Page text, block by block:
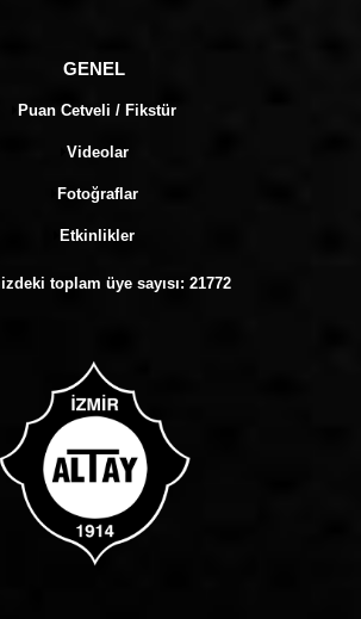
GENEL
Puan Cetveli / Fikstür
Videolar
Fotoğraflar
Etkinlikler
toplam üye sayısı: 21772